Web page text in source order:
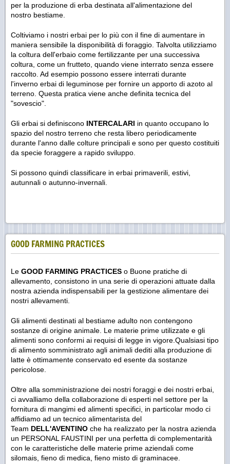
per la produzione di erba destinata all'alimentazione del
nostro bestiame.
Coltiviamo i nostri erbai per lo più con il fine di aumentare in
maniera sensibile la disponibilità di foraggio. Talvolta utilizziamo
la coltura dell'erbaio come fertilizzante per una successiva
coltura, come un frutteto, quando viene interrato senza essere
raccolto. Ad esempio possono essere interrati durante
l'inverno erbai di leguminose per fornire un apporto di azoto al
terreno. Questa pratica viene anche definita tecnica del
"sovescio".
Gli erbai si definiscono INTERCALARI in quanto occupano lo
spazio del nostro terreno che resta libero periodicamente
durante l'anno dalle colture principali e sono per questo costituiti
da specie foraggere a rapido sviluppo.
Si possono quindi classificare in erbai primaverili, estivi,
autunnali o autunno-invernali.
GOOD FARMING PRACTICES
Le GOOD FARMING PRACTICES o Buone pratiche di
allevamento, consistono in una serie di operazioni attuate dalla
nostra azienda indispensabili per la gestizione alimentare dei
nostri allevamenti.
Gli alimenti destinati al bestiame adulto non contengono
sostanze di origine animale. Le materie prime utilizzate e gli
alimenti sono conformi ai requisi di legge in vigore.Qualsiasi tipo
di alimento somministrato agli animali dediti alla produzione di
latte è ottimamente conservato ed esente da sostanze
pericolose.
Oltre alla somministrazione dei nostri foraggi e dei nostri erbai,
ci avvalliamo della collaborazione di esperti nel settore per la
fornitura di mangimi ed alimenti specifici, in particolar modo ci
affidiamo ad un tecnico alimentarista del
Team DELL'AVENTINO che ha realizzato per la nostra azienda
un PERSONAL FAUSTINI per una perfetta di complementarità
con le caratteristiche delle materie prime aziendali come
silomais, fieno di medica, fieno misto di graminacee.